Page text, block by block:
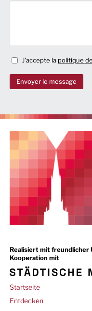
J'accepte la politique
Envoyer le message
Realisiert mit freundlicher
Kooperation mit
Main
navigation
Startseite
Entdecken